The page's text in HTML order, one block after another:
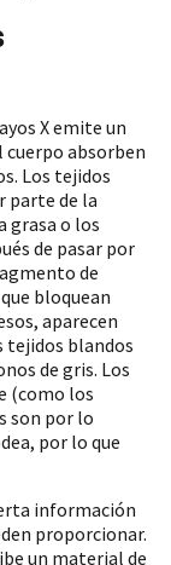
X emite un
cuerpo absorben
Los tejidos
parte de la
grasa o los
de pasar por
de
bloquean
aparecen
tejidos blandos
de gris. Los
(como los
son por lo
por lo que
información
proporcionar.
un material de